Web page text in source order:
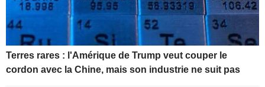
Terres rares : l'Amérique de Trump veut couper le
cordon avec la Chine, mais son industrie ne suit pas